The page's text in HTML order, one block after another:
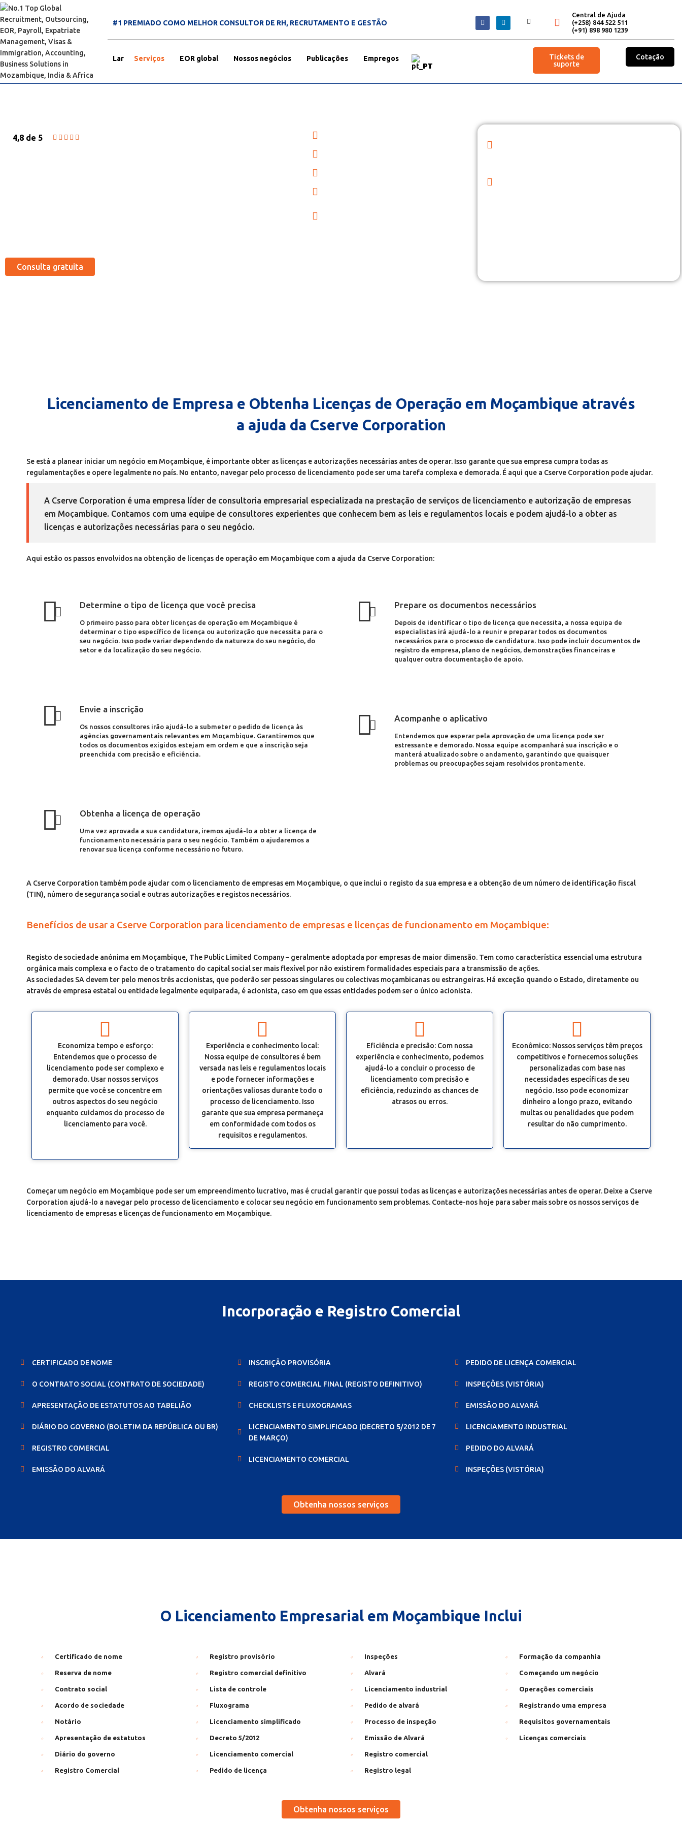
#1 PREMIADO COMO MELHOR CONSULTOR DE RH, RECRUTAMENTO E GESTÃO
Central de Ajuda
(+258) 844 522 511
(+91) 898 980 1239
Lar Serviços EOR global Nossos negócios Publicações
Empregos
PT
Tickets de
suporte
Cotação
4,8 de 5     
Consulta gratuita
Licenciamento de Empresa e Obtenha Licenças de Operação em Moçambique através
a ajuda da Cserve Corporation
Se está a planear iniciar um negócio em Moçambique, é importante obter as licenças e autorizações necessárias antes de operar. Isso garante que sua empresa cumpra todas as
regulamentações e opere legalmente no país. No entanto, navegar pelo processo de licenciamento pode ser uma tarefa complexa e demorada. É aqui que a Cserve Corporation pode ajudar.
A Cserve Corporation é uma empresa líder de consultoria empresarial especializada na prestação de serviços de licenciamento e autorização de empresas
em Moçambique. Contamos com uma equipe de consultores experientes que conhecem bem as leis e regulamentos locais e podem ajudá-lo a obter as
licenças e autorizações necessárias para o seu negócio.
Aqui estão os passos envolvidos na obtenção de licenças de operação em Moçambique com a ajuda da Cserve Corporation:
Determine o tipo de licença que você precisa
O primeiro passo para obter licenças de operação em Moçambique é
determinar o tipo específico de licença ou autorização que necessita para o
seu negócio. Isso pode variar dependendo da natureza do seu negócio, do
setor e da localização do seu negócio.
Envie a inscrição
Os nossos consultores irão ajudá-lo a submeter o pedido de licença às
agências governamentais relevantes em Moçambique. Garantiremos que
todos os documentos exigidos estejam em ordem e que a inscrição seja
preenchida com precisão e eficiência.
Obtenha a licença de operação
Uma vez aprovada a sua candidatura, iremos ajudá-lo a obter a licença de
funcionamento necessária para o seu negócio. Também o ajudaremos a
renovar sua licença conforme necessário no futuro.
Prepare os documentos necessários
Depois de identificar o tipo de licença que necessita, a nossa equipa de
especialistas irá ajudá-lo a reunir e preparar todos os documentos
necessários para o processo de candidatura. Isso pode incluir documentos de
registro da empresa, plano de negócios, demonstrações financeiras e
qualquer outra documentação de apoio.
Acompanhe o aplicativo
Entendemos que esperar pela aprovação de uma licença pode ser
estressante e demorado. Nossa equipe acompanhará sua inscrição e o
manterá atualizado sobre o andamento, garantindo que quaisquer
problemas ou preocupações sejam resolvidos prontamente.
A Cserve Corporation também pode ajudar com o licenciamento de empresas em Moçambique, o que inclui o registo da sua empresa e a obtenção de um número de identificação fiscal
(TIN), número de segurança social e outras autorizações e registos necessários.
Benefícios de usar a Cserve Corporation para licenciamento de empresas e licenças de funcionamento em Moçambique:
Registo de sociedade anónima em Moçambique, The Public Limited Company – geralmente adoptada por empresas de maior dimensão. Tem como característica essencial uma estrutura
orgânica mais complexa e o facto de o tratamento do capital social ser mais flexível por não existirem formalidades especiais para a transmissão de ações.
As sociedades SA devem ter pelo menos três accionistas, que poderão ser pessoas singulares ou colectivas moçambicanas ou estrangeiras. Há exceção quando o Estado, diretamente ou
através de empresa estatal ou entidade legalmente equiparada, é acionista, caso em que essas entidades podem ser o único acionista.
Economiza tempo e esforço:
Entendemos que o processo de
licenciamento pode ser complexo e
demorado. Usar nossos serviços
permite que você se concentre em
outros aspectos do seu negócio
enquanto cuidamos do processo de
licenciamento para você.
Experiência e conhecimento local:
Nossa equipe de consultores é bem
versada nas leis e regulamentos locais
e pode fornecer informações e
orientações valiosas durante todo o
processo de licenciamento. Isso
garante que sua empresa permaneça
em conformidade com todos os
requisitos e regulamentos.
Eficiência e precisão: Com nossa
experiência e conhecimento, podemos
ajudá-lo a concluir o processo de
licenciamento com precisão e
eficiência, reduzindo as chances de
atrasos ou erros.
Econômico: Nossos serviços têm preços
competitivos e fornecemos soluções
personalizadas com base nas
necessidades específicas de seu
negócio. Isso pode economizar
dinheiro a longo prazo, evitando
multas ou penalidades que podem
resultar do não cumprimento.
Começar um negócio em Moçambique pode ser um empreendimento lucrativo, mas é crucial garantir que possui todas as licenças e autorizações necessárias antes de operar. Deixe a Cserve
Corporation ajudá-lo a navegar pelo processo de licenciamento e colocar seu negócio em funcionamento sem problemas. Contacte-nos hoje para saber mais sobre os nossos serviços de
licenciamento de empresas e licenças de funcionamento em Moçambique.
Incorporação e Registro Comercial
CERTIFICADO DE NOME
O CONTRATO SOCIAL (CONTRATO DE SOCIEDADE)
APRESENTAÇÃO DE ESTATUTOS AO TABELIÃO
DIÁRIO DO GOVERNO (BOLETIM DA REPÚBLICA OU BR)
REGISTRO COMERCIAL
EMISSÃO DO ALVARÁ
INSCRIÇÃO PROVISÓRIA
REGISTO COMERCIAL FINAL (REGISTO DEFINITIVO)
CHECKLISTS E FLUXOGRAMAS
LICENCIAMENTO SIMPLIFICADO (DECRETO 5/2012 DE 7
DE MARÇO)
LICENCIAMENTO COMERCIAL
PEDIDO DE LICENÇA COMERCIAL
INSPEÇÕES (VISTÓRIA)
EMISSÃO DO ALVARÁ
LICENCIAMENTO INDUSTRIAL
PEDIDO DO ALVARÁ
INSPEÇÕES (VISTÓRIA)
Obtenha nossos serviços
O Licenciamento Empresarial em Moçambique Inclui
Certificado de nome
Reserva de nome
Contrato social
Acordo de sociedade
Notário
Apresentação de estatutos
Diário do governo
Registro Comercial
Registro provisório
Registro comercial definitivo
Lista de controle
Fluxograma
Licenciamento simplificado
Decreto 5/2012
Licenciamento comercial
Pedido de licença
Inspeções
Alvará
Licenciamento industrial
Pedido de alvará
Processo de inspeção
Emissão de Alvará
Registro comercial
Registro legal
Formação da companhia
Começando um negócio
Operações comerciais
Registrando uma empresa
Requisitos governamentais
Licenças comerciais
Obtenha nossos serviços